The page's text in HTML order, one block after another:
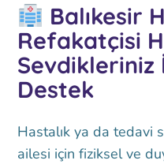
Balıkesir
Refakatçisi
Sevdikleriniz
Destek
Hastalık ya da tedavi
ailesi için fiziksel ve